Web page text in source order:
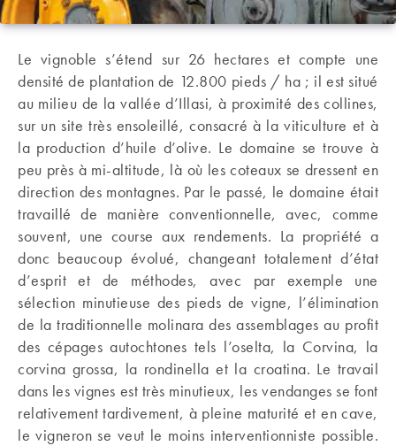
Le vignoble s’étend sur 26 hectares et compte une
densité de plantation de 12.800 pieds / ha ; il est situé
au milieu de la vallée d’Illasi, à proximité des collines,
sur un site très ensoleillé, consacré à la viticulture et à
la production d’huile d’olive. Le domaine se trouve à
peu près à mi-altitude, là où les coteaux se dressent en
direction des montagnes. Par le passé, le domaine était
travaillé de manière conventionnelle, avec, comme
souvent, une course aux rendements. La propriété a
donc beaucoup évolué, changeant totalement d’état
d’esprit et de méthodes, avec par exemple une
sélection minutieuse des pieds de vigne, l’élimination
de la traditionnelle molinara des assemblages au profit
des cépages autochtones tels l’oselta, la Corvina, la
corvina grossa, la rondinella et la croatina. Le travail
dans les vignes est très minutieux, les vendanges se font
relativement tardivement, à pleine maturité et en cave,
le vigneron se veut le moins interventionniste possible.